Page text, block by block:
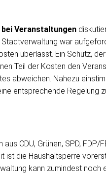
Veranstaltungen
war
überlässt. Ein Schutz,
Teil der Kosten den
abweichen. Nahezu
entsprechende Regelung
CDU, Grünen, SPD, FDP/
ist die Haushaltsperre
kann zumindest noch